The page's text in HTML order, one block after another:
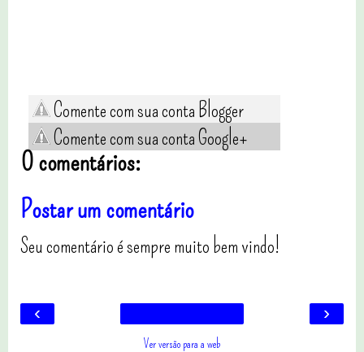
Comente com sua conta Blogger
Comente com sua conta Google+
0 comentários:
Postar um comentário
Seu comentário é sempre muito bem vindo!
‹ ›
Ver versão para a web